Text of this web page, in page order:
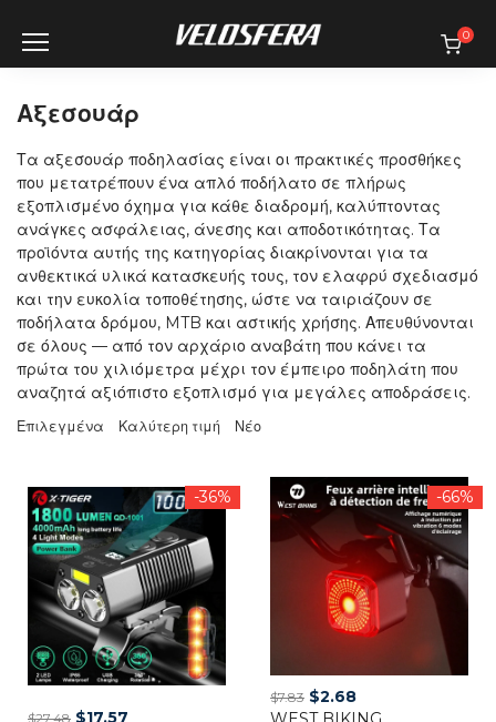
content
0
Αξεσουάρ
Τα αξεσουάρ ποδηλασίας είναι οι πρακτικές προσθήκες
που μετατρέπουν ένα απλό ποδήλατο σε πλήρως
εξοπλισμένο όχημα για κάθε διαδρομή, καλύπτοντας
ανάγκες ασφάλειας, άνεσης και αποδοτικότητας. Τα
προϊόντα αυτής της κατηγορίας διακρίνονται για τα
ανθεκτικά υλικά κατασκευής τους, τον ελαφρύ σχεδιασμό
και την ευκολία τοποθέτησης, ώστε να ταιριάζουν σε
ποδήλατα δρόμου, MTB και αστικής χρήσης. Απευθύνονται
σε όλους — από τον αρχάριο αναβάτη που κάνει τα
πρώτα του χιλιόμετρα μέχρι τον έμπειρο ποδηλάτη που
αναζητά αξιόπιστο εξοπλισμό για μεγάλες αποδράσεις.
Επιλεγμένα Καλύτερη τιμή Νέο
-36%
$27.48 Original
$17.57
-66%
$7.83 Original
$2.68Current